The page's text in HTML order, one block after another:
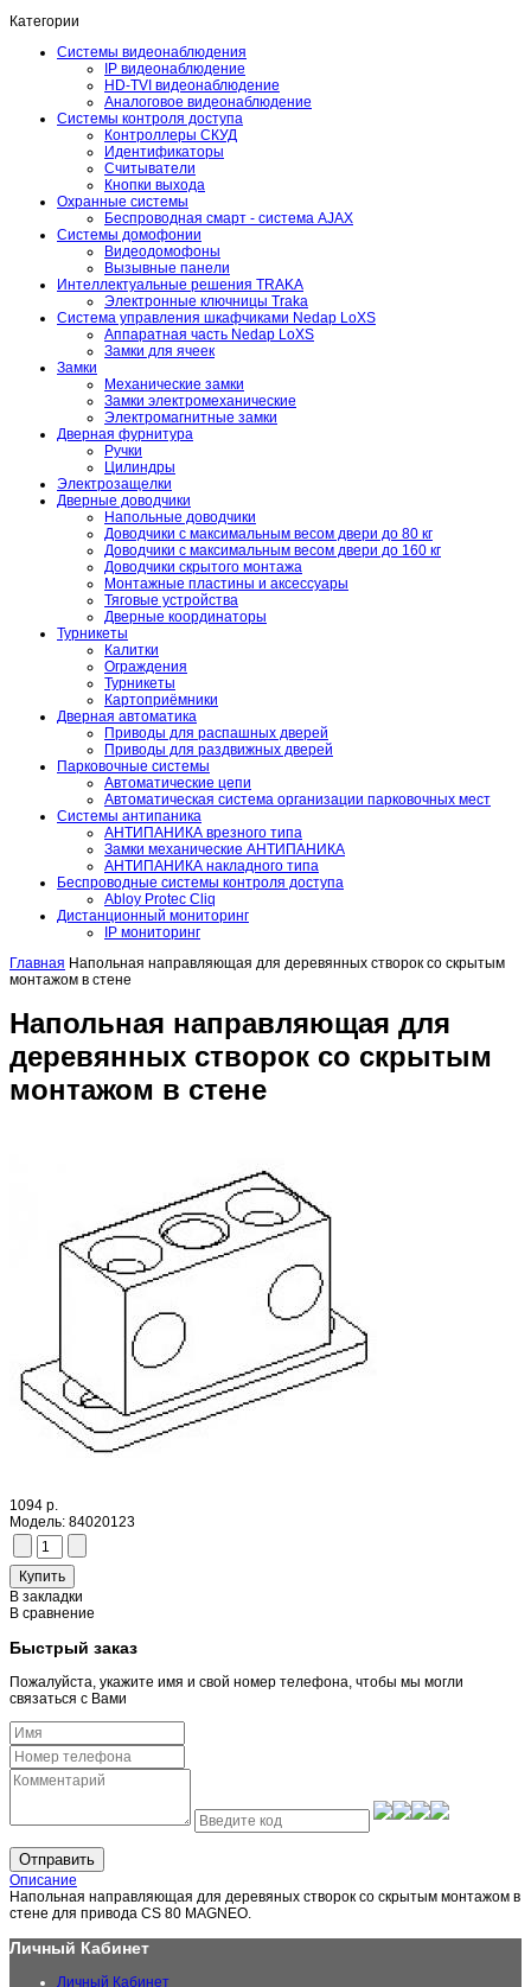
Категории
Системы видеонаблюдения
IP видеонаблюдение
HD-TVI видеонаблюдение
Аналоговое видеонаблюдение
Системы контроля доступа
Контроллеры СКУД
Идентификаторы
Считыватели
Кнопки выхода
Охранные системы
Беспроводная смарт - система AJAX
Системы домофонии
Видеодомофоны
Вызывные панели
Интеллектуальные решения TRAKA
Электронные ключницы Traka
Система управления шкафчиками Nedap LoXS
Аппаратная часть Nedap LoXS
Замки для ячеек
Замки
Механические замки
Замки электромеханические
Электромагнитные замки
Дверная фурнитура
Ручки
Цилиндры
Электрозащелки
Дверные доводчики
Напольные доводчики
Доводчики с максимальным весом двери до 80 кг
Доводчики с максимальным весом двери до 160 кг
Доводчики скрытого монтажа
Монтажные пластины и аксессуары
Тяговые устройства
Дверные координаторы
Турникеты
Калитки
Ограждения
Турникеты
Картоприёмники
Дверная автоматика
Приводы для распашных дверей
Приводы для раздвижных дверей
Парковочные системы
Автоматические цепи
Автоматическая система организации парковочных мест
Системы антипаника
АНТИПАНИКА врезного типа
Замки механические АНТИПАНИКА
АНТИПАНИКА накладного типа
Беспроводные системы контроля доступа
Abloy Protec Cliq
Дистанционный мониторинг
IP мониторинг
Главная Напольная направляющая для деревянных створок со скрытым
монтажом в стене
Напольная направляющая для
деревянных створок со скрытым
монтажом в стене
1094 р.
Модель: 84020123
В закладки
В сравнение
Быстрый заказ
Пожалуйста, укажите имя и свой номер телефона, чтобы мы могли
связаться с Вами
Отправить
Описание
Напольная направляющая для деревяных створок со скрытым монтажом в
стене для привода CS 80 MAGNEO.
Личный Кабинет
Личный Кабинет